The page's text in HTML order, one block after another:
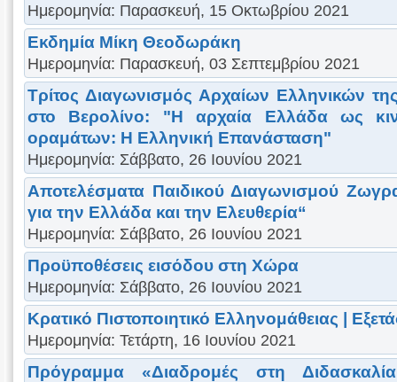
Ημερομηνία: Παρασκευή, 15 Οκτωβρίου 2021
Εκδημία Μίκη Θεοδωράκη
Ημερομηνία: Παρασκευή, 03 Σεπτεμβρίου 2021
Τρίτος Διαγωνισμός Αρχαίων Ελληνικών
στο Βερολίνο: "Η αρχαία Ελλάδα ως
οραμάτων: Η Ελληνική Επανάσταση"
Ημερομηνία: Σάββατο, 26 Ιουνίου 2021
Αποτελέσματα Παιδικού Διαγωνισμού
για την Ελλάδα και την Ελευθερία“
Ημερομηνία: Σάββατο, 26 Ιουνίου 2021
Προϋποθέσεις εισόδου στη Χώρα
Ημερομηνία: Σάββατο, 26 Ιουνίου 2021
Κρατικό Πιστοποιητικό Ελληνομάθειας |
Ημερομηνία: Τετάρτη, 16 Ιουνίου 2021
Πρόγραμμα «Διαδρομές στη